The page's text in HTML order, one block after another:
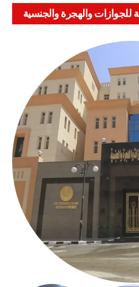
للجوازات والهجرة والجنسية